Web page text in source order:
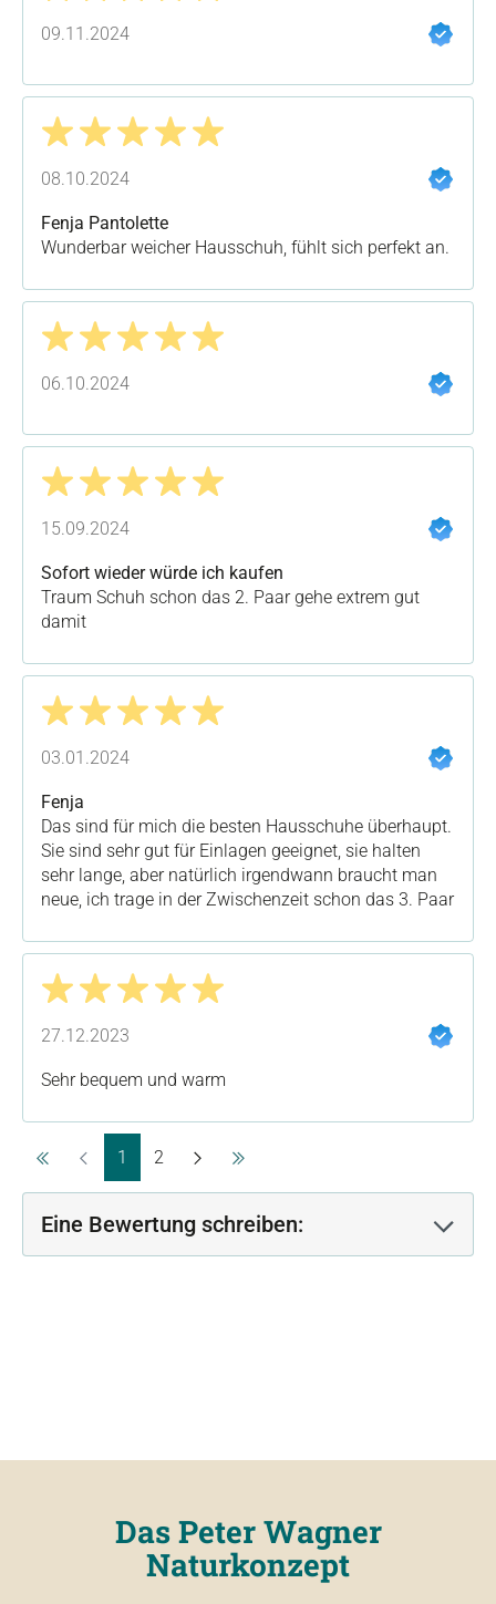
Bewertung mit 5 von 5 Sternen
09.11.2024
Bewertung mit 5 von 5 Sternen
08.10.2024
Fenja Pantolette
Wunderbar weicher Hausschuh, fühlt sich perfekt an.
Bewertung mit 5 von 5 Sternen
06.10.2024
Bewertung mit 5 von 5 Sternen
15.09.2024
Sofort wieder würde ich kaufen
Traum Schuh schon das 2. Paar gehe extrem gut
damit
Bewertung mit 5 von 5 Sternen
03.01.2024
Fenja
Das sind für mich die besten Hausschuhe überhaupt.
Sie sind sehr gut für Einlagen geeignet, sie halten
sehr lange, aber natürlich irgendwann braucht man
neue, ich trage in der Zwischenzeit schon das 3. Paar
Bewertung mit 5 von 5 Sternen
27.12.2023
Sehr bequem und warm
Seite
1 Seite
2
Eine Bewertung schreiben:
Das Peter Wagner
Naturkonzept